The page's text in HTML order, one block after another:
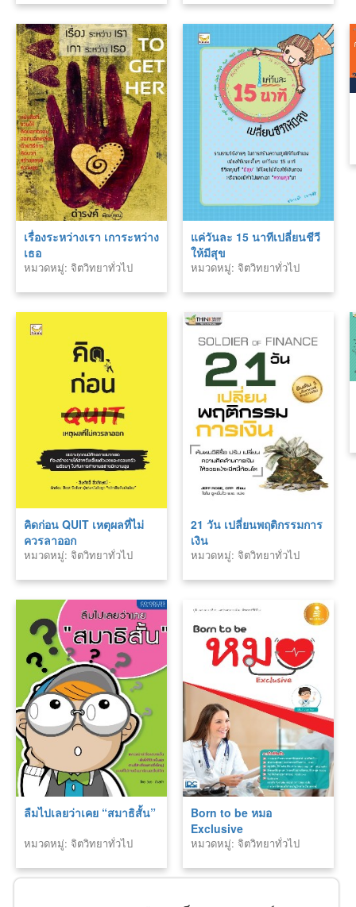
เรื่องระหว่างเรา เการะหว่าง
เธอ
หมวดหมู่: จิตวิทยาทั่วไป
แค่วันละ 15 นาทีเปลี่ยนชีวี
ให้มีสุข
หมวดหมู่: จิตวิทยาทั่วไป
คิดก่อน QUIT เหตุผลที่ไม่
ควรลาออก
หมวดหมู่: จิตวิทยาทั่วไป
21 วัน เปลี่ยนพฤติกรรมการ
เงิน
หมวดหมู่: จิตวิทยาทั่วไป
ลืมไปเลยว่าเคย “สมาธิสั้น”
หมวดหมู่: จิตวิทยาทั่วไป
Born to be หมอ
Exclusive
หมวดหมู่: จิตวิทยาทั่วไป